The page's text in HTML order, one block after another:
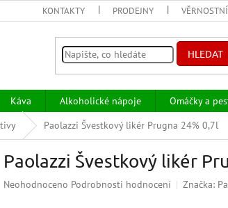
KONTAKTY PRODEJNY
HLEDAT
Káva Alkoholické nápoje Omáčky a
Paolazzi Švestkový likér Prugna 24% 0,7l
Paolazzi Švestkový likér
Průměrné
Neohodnoceno Podrobnosti hodnocení Značka: